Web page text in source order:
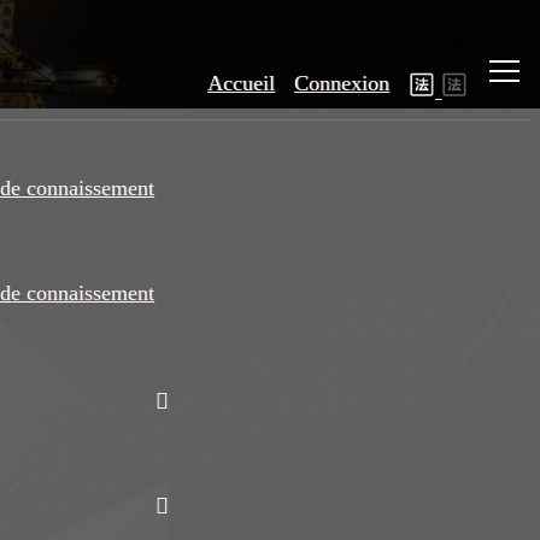
Accueil Connexion
connaissement
connaissement